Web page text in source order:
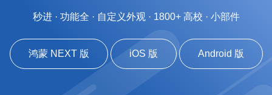
秒进 · 功能全 · 自定义外观 · 1800+ 高校 · 小部件
鸿蒙 NEXT 版 iOS 版 Android 版